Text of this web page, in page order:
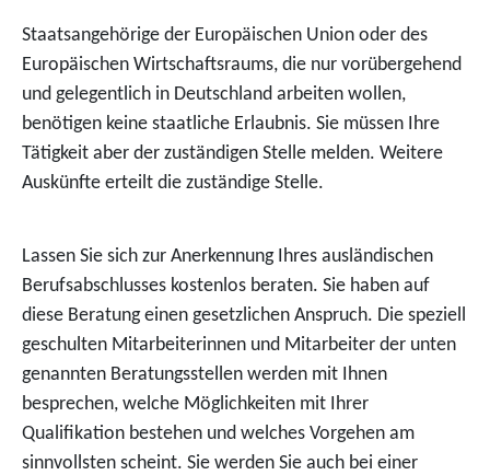
Staatsangehörige der Europäischen Union oder des
Europäischen Wirtschaftsraums, die nur vorübergehend
und gelegentlich in Deutschland arbeiten wollen,
benötigen keine staatliche Erlaubnis. Sie müssen Ihre
Tätigkeit aber der zuständigen Stelle melden. Weitere
Auskünfte erteilt die zuständige Stelle.
Lassen Sie sich zur Anerkennung Ihres ausländischen
Berufsabschlusses kostenlos beraten. Sie haben auf
diese Beratung einen gesetzlichen Anspruch. Die speziell
geschulten Mitarbeiterinnen und Mitarbeiter der unten
genannten Beratungsstellen werden mit Ihnen
besprechen, welche Möglichkeiten mit Ihrer
Qualifikation bestehen und welches Vorgehen am
sinnvollsten scheint. Sie werden Sie auch bei einer